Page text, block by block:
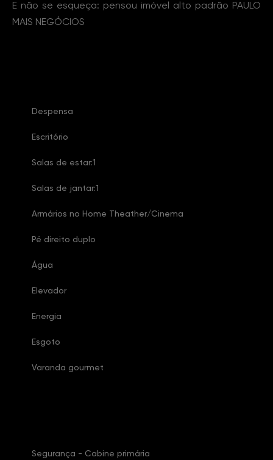
E não se esqueça: pensou imóvel alto padrão PAULO
MAIS NEGÓCIOS
Despensa
Escritório
Salas de estar:1
Salas de jantar:1
Armários no Home Theather/Cinema
Pé direito duplo
Água
Elevador
Energia
Esgoto
Varanda gourmet
Segurança - Cabine primária